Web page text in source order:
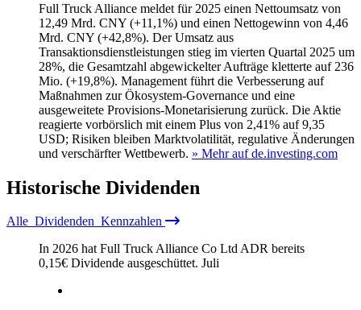
Full Truck Alliance meldet für 2025 einen Nettoumsatz von
12,49 Mrd. CNY (+11,1%) und einen Nettogewinn von 4,46
Mrd. CNY (+42,8%). Der Umsatz aus
Transaktionsdienstleistungen stieg im vierten Quartal 2025 um
28%, die Gesamtzahl abgewickelter Aufträge kletterte auf 236
Mio. (+19,8%). Management führt die Verbesserung auf
Maßnahmen zur Ökosystem‑Governance und eine
ausgeweitete Provisions‑Monetarisierung zurück. Die Aktie
reagierte vorbörslich mit einem Plus von 2,41% auf 9,35
USD; Risiken bleiben Marktvolatilität, regulative Änderungen
und verschärfter Wettbewerb. » Mehr auf de.investing.com
Historische Dividenden
Alle Dividenden Kennzahlen
In 2026 hat Full Truck Alliance Co Ltd ADR bereits
0,15€ Dividende ausgeschüttet. Juli